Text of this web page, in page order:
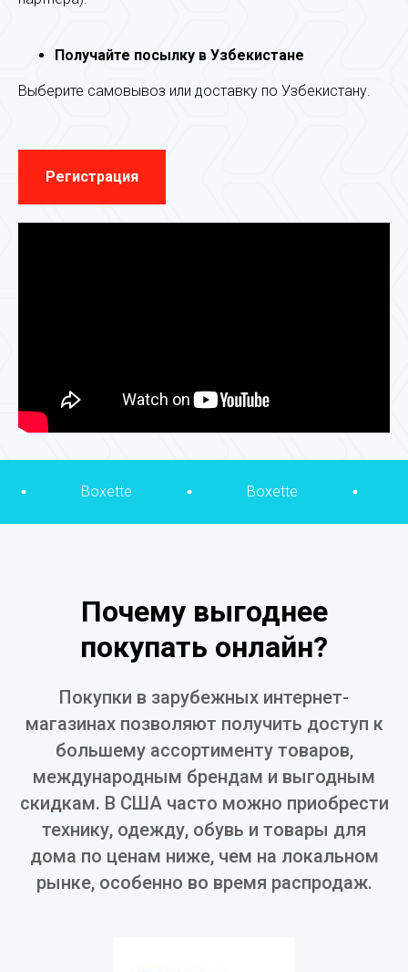
Получайте посылку в Узбекистане
Выберите самовывоз или доставку по Узбекистану.
Регистрация
Boxette Boxette
Почему выгоднее
покупать онлайн?
Покупки в зарубежных интернет-
магазинах позволяют получить доступ к
большему ассортименту товаров,
международным брендам и выгодным
скидкам. В США часто можно приобрести
технику, одежду, обувь и товары для
дома по ценам ниже, чем на локальном
рынке, особенно во время распродаж.